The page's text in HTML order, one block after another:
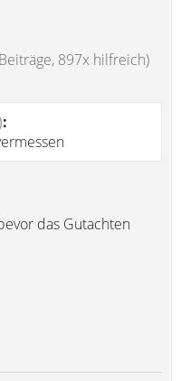
897x hilfreich)
:
das Gutachten